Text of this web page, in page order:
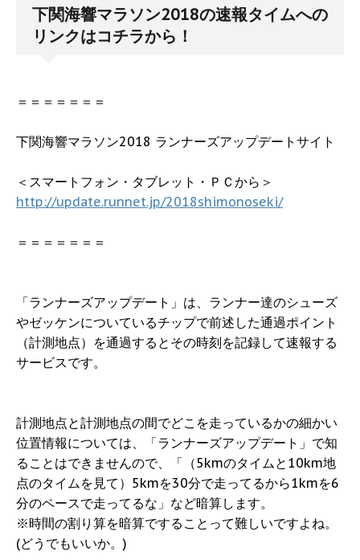
下関海響マラソン2018の速報タイムへの
リンクはコチラから！
＝＝＝＝＝＝＝
下関海響マラソン2018 ランナーズアップデートサイト
＜スマートフォン・タブレット・ＰＣから＞
http://update.runnet.jp/2018shimonoseki/
＝＝＝＝＝＝＝
「ランナーズアップデート」は、ランナー達のシューズ
やゼッケンについているチップで前述した通過ポイント
（計測地点）を通過するとその時刻を記録して速報する
サービスです。
計測地点と計測地点の間でどこを走っているかの細かい
位置情報については、「ランナーズアップデート」で知
ることはできませんので、「（5kmのタイムと10km地
点のタイムを見て）5kmを30分で走ってるから1kmを6
分のペースで走ってるな」など暗算します。
※時間の割り算を暗算ですることって難しいですよね。
(どうでもいいか。)